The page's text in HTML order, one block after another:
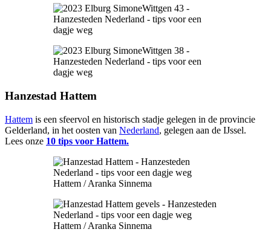
Hanzestad Hattem
Hattem is een sfeervol en historisch stadje gelegen in de provincie
Gelderland, in het oosten van Nederland, gelegen aan de IJssel.
Lees onze 10 tips voor Hattem.
Hattem / Aranka Sinnema
Hattem / Aranka Sinnema